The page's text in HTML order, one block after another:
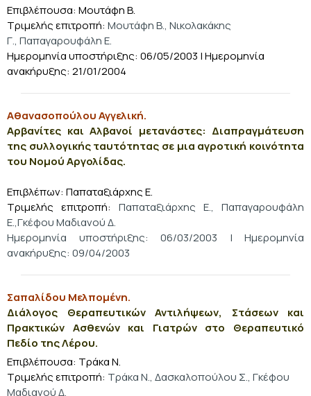
Επιβλέπουσα: Μουτάφη Β.
Τριμελής επιτροπή: Μουτάφη Β., Νικολακάκης
Γ., Παπαγαρουφάλη Ε.
Ημερομηνία υποστήριξης: 06/05/2003 | Ημερομηνία
ανακήρυξης: 21/01/2004
Αθανασοπούλου Αγγελική.
Αρβανίτες και Αλβανοί μετανάστες: Διαπραγμάτευση
της συλλογικής ταυτότητας σε μια αγροτική κοινότητα
του Νομού Αργολίδας.
Επιβλέπων: Παπαταξιάρχης Ε.
Τριμελής επιτροπή: Παπαταξιάρχης Ε., Παπαγαρουφάλη
Ε.,Γκέφου Μαδιανού Δ.
Ημερομηνία υποστήριξης: 06/03/2003 | Ημερομηνία
ανακήρυξης: 09/04/2003
Σαπαλίδου Μελπομένη.
Διάλογος Θεραπευτικών Αντιλήψεων, Στάσεων και
Πρακτικών Ασθενών και Γιατρών στο Θεραπευτικό
Πεδίο της Λέρου.
Επιβλέπουσα: Τράκα Ν.
Τριμελής επιτροπή: Τράκα Ν., Δασκαλοπούλου Σ., Γκέφου
Μαδιανού Δ.